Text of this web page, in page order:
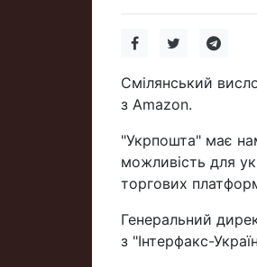
Смілянський
з Amazon.
"Укрпошта" має
можливість для
торгових
Генеральний
з "Інтерфакс-